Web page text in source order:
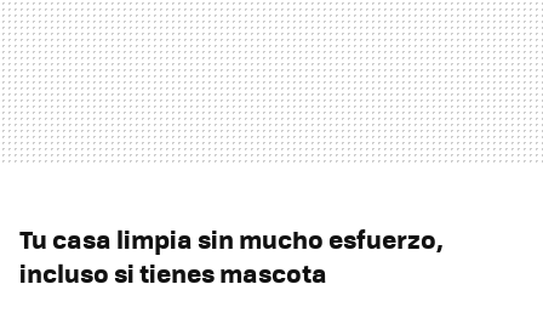
Tu casa limpia sin mucho esfuerzo,
incluso si tienes mascota